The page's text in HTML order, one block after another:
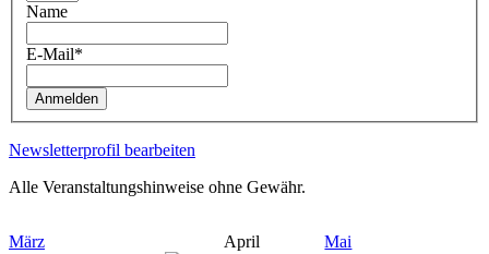
Name
E-Mail*
Anmelden
Newsletterprofil bearbeiten
Alle Veranstaltungshinweise ohne Gewähr.
März April
Mai